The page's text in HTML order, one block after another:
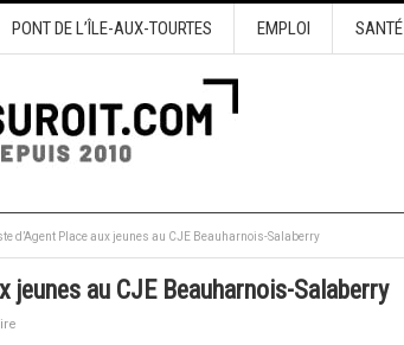
PONT DE L’ÎLE-AUX-TOURTES EMPLOI SANTÉ
d’Agent Place aux jeunes au CJE Beauharnois-Salaberry
jeunes au CJE Beauharnois-Salaberry